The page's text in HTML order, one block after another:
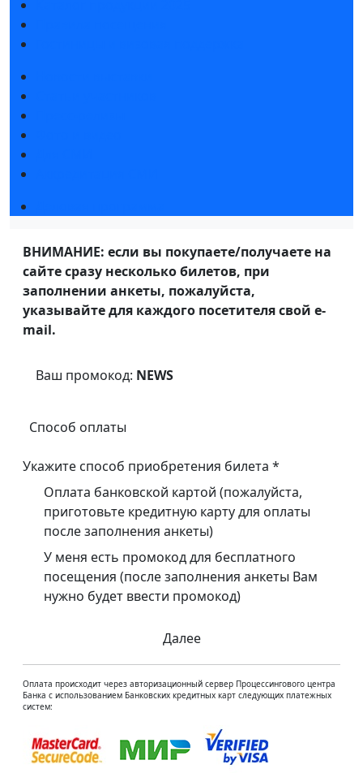
ВНИМАНИЕ: если вы покупаете/получаете на
сайте сразу несколько билетов, при
заполнении анкеты, пожалуйста,
указывайте для каждого посетителя свой e-
mail.
Ваш промокод: NEWS
Способ оплаты
Укажите способ приобретения билета *
Оплата банковской картой (пожалуйста,
приготовьте кредитную карту для оплаты
после заполнения анкеты)
У меня есть промокод для бесплатного
посещения (после заполнения анкеты Вам
нужно будет ввести промокод)
Далее
Оплата происходит через авторизационный сервер Процессингового центра
Банка с использованием Банковских кредитных карт следующих платежных
систем: